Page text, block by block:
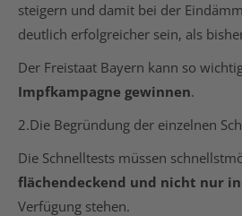
steigern und damit bei der
deutlich erfolgreicher sein, als
Der Freistaat Bayern kann so
Impfkampagne gewinnen.
2.Die Begründung der einzelnen
Die Schnelltests müssen
flächendeckend und nicht nur
Verfügung stehen.